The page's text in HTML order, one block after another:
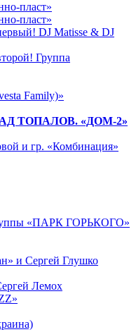
пласт»
пласт»
DJ Matisse & DJ
Группа
Family)»
ТОПАЛОВ. «ДОМ-2»
и гр. «Комбинация»
«ПАРК ГОРЬКОГО»
и Сергей Глушко
Лемох